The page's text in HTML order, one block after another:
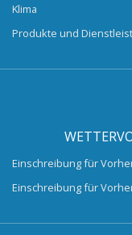
Klima
Produkte und
Einschreibung für
Einschreibung für